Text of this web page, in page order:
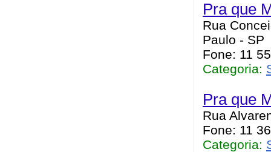
Pra que
Rua
Paulo - SP
Fone: 11
Categoria:
Pra que
Rua
Fone: 11
Categoria: